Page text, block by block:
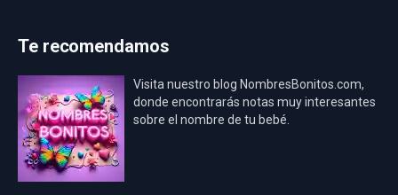
Los Minions Los Vengadores
Mario Bros Mi Villano Favorito
Mickey Mouse
Te recomendamos
Visita nuestro blog NombresBonitos.com,
donde encontrarás notas muy interesantes
sobre el nombre de tu bebé.